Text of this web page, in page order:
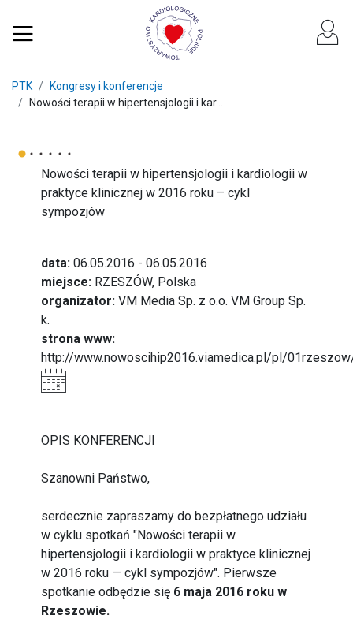
PTK
Kongresy i konferencje
Nowości terapii w hipertensjologii i kar...
Nowości terapii w hipertensjologii i kardiologii w
praktyce klinicznej w 2016 roku – cykl
sympozjów
data: 06.05.2016 - 06.05.2016
miejsce: RZESZÓW, Polska
organizator: VM Media Sp. z o.o. VM Group Sp.
k.
strona www:
http://www.nowoscihip2016.viamedica.pl/pl/
OPIS KONFERENCJI
Szanowni Państwo,
serdecznie zapraszamy do bezpłatnego udziału
w cyklu spotkań "Nowości terapii w
hipertensjologii i kardiologii w praktyce klinicznej
w 2016 roku — cykl sympozjów". Pierwsze
spotkanie odbędzie się 6 maja 2016 roku w
Rzeszowie.